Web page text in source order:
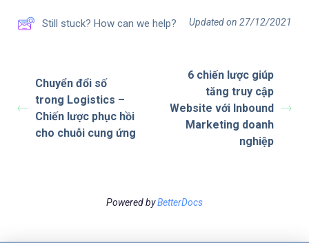
Still stuck? How can we help? Updated on 27/12/2021
Chuyển đổi số
trong Logistics –
Chiến lược phục hồi
cho chuỗi cung ứng
6 chiến lược giúp
tăng truy cập
Website với Inbound
Marketing doanh
nghiệp
Powered byBetterDocs